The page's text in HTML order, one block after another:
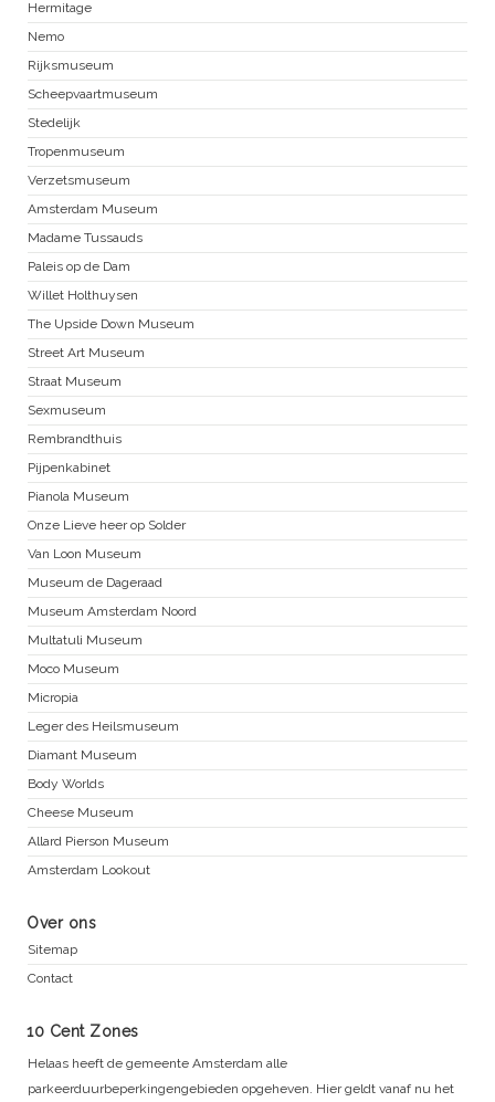
Hermitage
Nemo
Rijksmuseum
Scheepvaartmuseum
Stedelijk
Tropenmuseum
Verzetsmuseum
Amsterdam Museum
Madame Tussauds
Paleis op de Dam
Willet Holthuysen
The Upside Down Museum
Street Art Museum
Straat Museum
Sexmuseum
Rembrandthuis
Pijpenkabinet
Pianola Museum
Onze Lieve heer op Solder
Van Loon Museum
Museum de Dageraad
Museum Amsterdam Noord
Multatuli Museum
Moco Museum
Micropia
Leger des Heilsmuseum
Diamant Museum
Body Worlds
Cheese Museum
Allard Pierson Museum
Amsterdam Lookout
Over ons
Sitemap
Contact
10 Cent Zones
Helaas heeft de gemeente Amsterdam alle
parkeerduurbeperkingengebieden opgeheven. Hier geldt vanaf nu het